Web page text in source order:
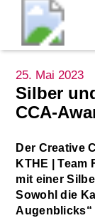
25. Mai 2023
Silber
CCA-
Der Creative
KTHE |
mit einer
Sowohl die
Augenblicks“